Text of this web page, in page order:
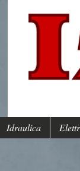
Idraulica